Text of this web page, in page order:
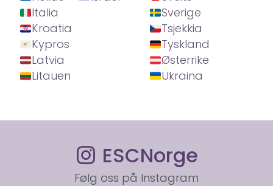
Italia
Kroatia
Kypros
Latvia
Litauen
Sverige
Tsjekkia
Tyskland
Østerrike
Ukraina
ESCNorge
Følg oss på Instagram